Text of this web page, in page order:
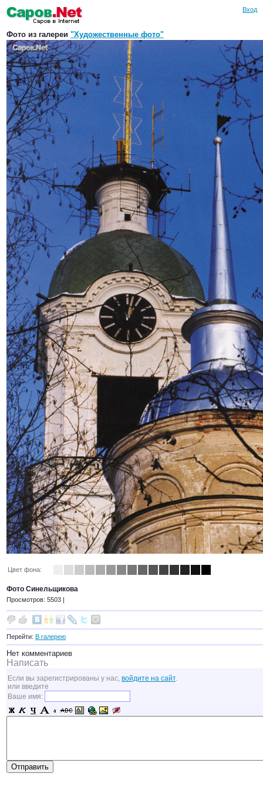
Вход
Фото из галереи "Художественные фото"
Цвет фона:
Фото Синельщикова
Просмотров: 5503 |
Перейти: В галерею
Нет комментариев
Написать
Если вы зарегистрированы у нас, войдите на сайт.
или введите
Ваше имя: